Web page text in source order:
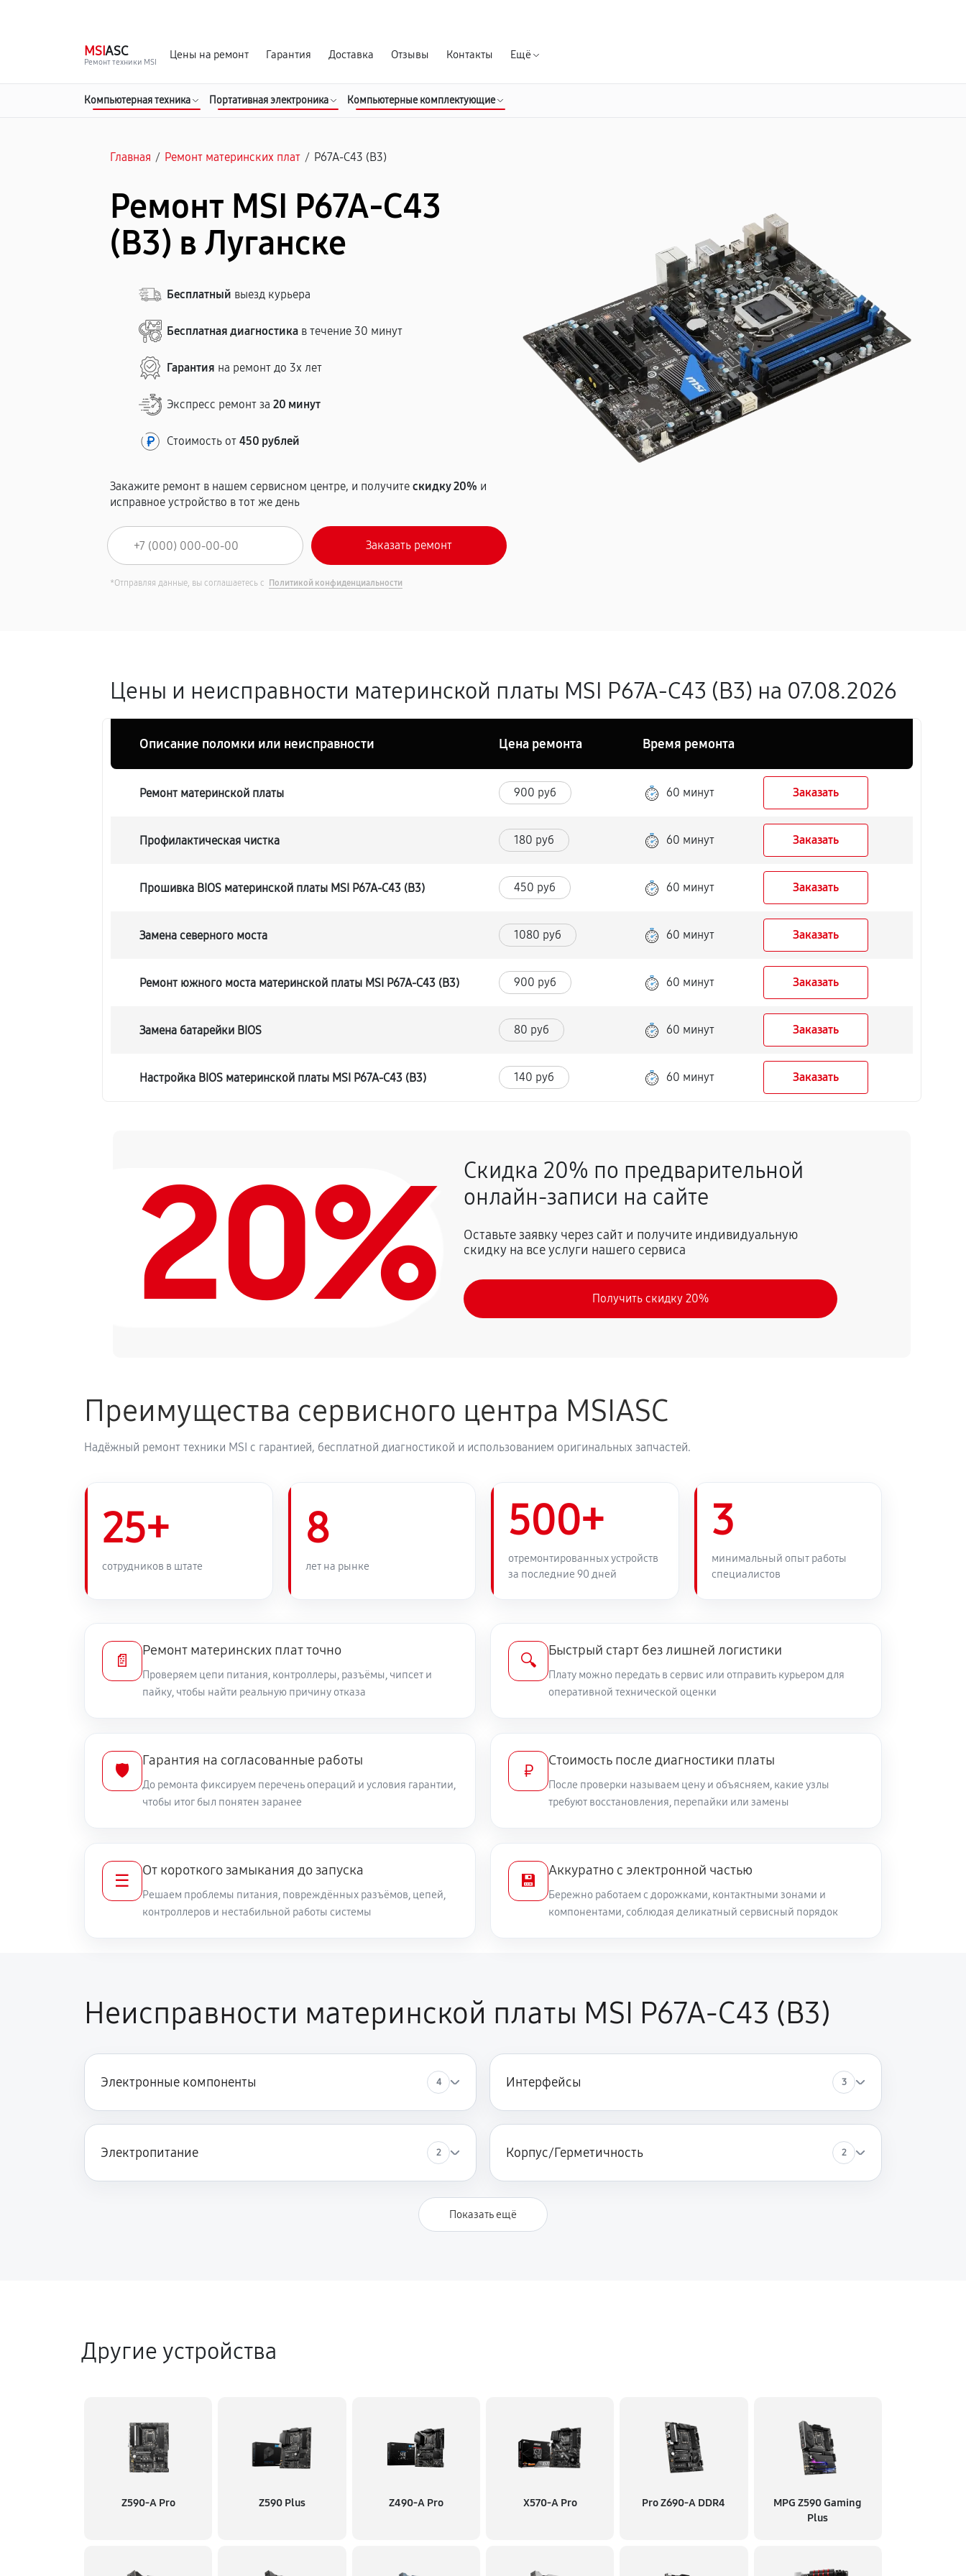
MSIASC
Ремонт техники MSI
Цены на ремонт Гарантия Доставка Отзывы Контакты Ещё
Компьютерная техника Портативная электроника Компьютерные комплектующие
Главная / Ремонт материнских плат / P67A-C43 (B3)
Ремонт MSI P67A-C43
(B3) в Луганске
Бесплатный выезд курьера
Бесплатная диагностика в течение 30 минут
Гарантия на ремонт до 3х лет
Экспресс ремонт за20 минут
Стоимость от450 рублей
Закажите ремонт в нашем сервисном центре, и получитескидку 20% и
исправное устройство в тот же день
*Отправляя данные, вы соглашаетесь с Политикой конфиденциальности
Цены и неисправности материнской платы MSI P67A-C43 (B3) на 07.08.2026
Описание поломки или неисправности Цена ремонта Время ремонта
Ремонт материнской платы 900 руб 60 минут Заказать
Профилактическая чистка 180 руб 60 минут Заказать
Прошивка BIOS материнской платы MSI P67A-C43 (B3) 450 руб 60 минут Заказать
Замена северного моста 1080 руб 60 минут Заказать
Ремонт южного моста материнской платы MSI P67A-C43 (B3) 900 руб 60 минут Заказать
Замена батарейки BIOS 80 руб 60 минут Заказать
Настройка BIOS материнской платы MSI P67A-C43 (B3) 140 руб 60 минут Заказать
20%
Скидка 20% по предварительной
онлайн-записи на сайте
Оставьте заявку через сайт и получите индивидуальную
скидку на все услуги нашего сервиса
Получить скидку 20%
Преимущества сервисного центра MSIASC
Надёжный ремонт техники MSI с гарантией, бесплатной диагностикой и использованием оригинальных запчастей.
25+
сотрудников в штате
8
лет на рынке
500+
отремонтированных устройств
за последние 90 дней
3
минимальный опыт работы
специалистов
📄
Ремонт материнских плат точно
Проверяем цепи питания, контроллеры, разъёмы, чипсет и
пайку, чтобы найти реальную причину отказа
🔍
Быстрый старт без лишней логистики
Плату можно передать в сервис или отправить курьером для
оперативной технической оценки
🛡️
Гарантия на согласованные работы
До ремонта фиксируем перечень операций и условия гарантии,
чтобы итог был понятен заранее
₽
Стоимость после диагностики платы
После проверки называем цену и объясняем, какие узлы
требуют восстановления, перепайки или замены
☰
От короткого замыкания до запуска
Решаем проблемы питания, повреждённых разъёмов, цепей,
контроллеров и нестабильной работы системы
💾
Аккуратно с электронной частью
Бережно работаем с дорожками, контактными зонами и
компонентами, соблюдая деликатный сервисный порядок
Неисправности материнской платы MSI P67A-C43 (B3)
Электронные компоненты 4 Интерфейсы 3
Электропитание 2 Корпус/Герметичность 2
Показать ещё
Другие устройства
Z590-A Pro Z590 Plus Z490-A Pro X570-A Pro Pro Z690-A DDR4
MPG Z590 Gaming
Plus